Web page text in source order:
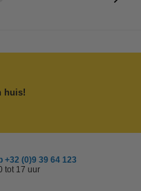
huis!
+32 (0)9 39 64 123
tot 17 uur